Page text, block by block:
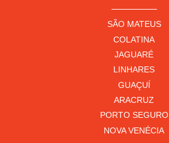
SÃO MATEUS
COLATINA
JAGUARÉ
LINHARES
GUAÇUÍ
ARACRUZ
PORTO SEGURO
NOVA VENÉCIA